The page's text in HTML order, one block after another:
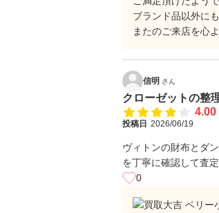
ブランド品以外に
またのご来店を心
信明 さん
クローゼットの整
4.00
投稿日 2026/06/19
ヴィトンの財布とダ
を丁寧に確認して査
0